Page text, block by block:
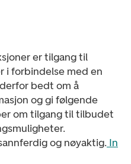
er tilgang til
i forbindelse med en
bedt om å
og gi følgende
om tilgang til tilbudet
og nøyaktig. In